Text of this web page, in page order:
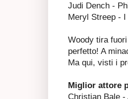
Judi Dench -
Meryl Streep -
Woody tira
perfetto! A
Ma qui, visti i
Miglior attore
Christian Bale -